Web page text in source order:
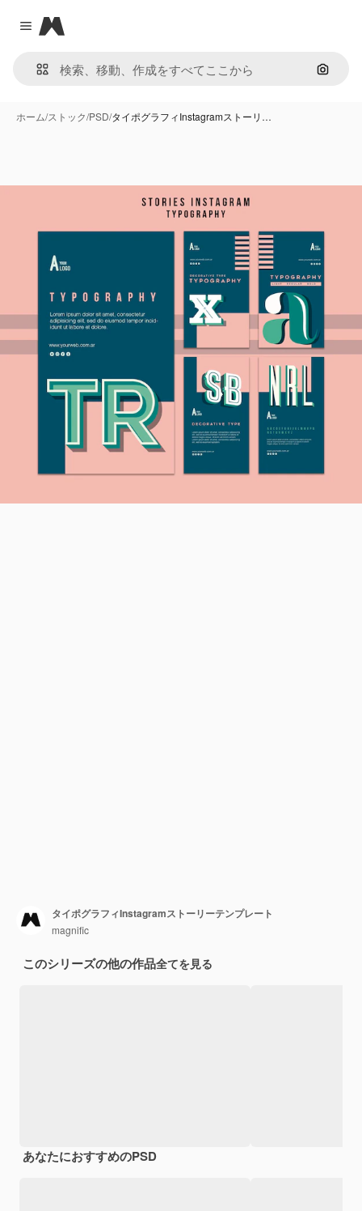
Close menu
Magnific
画像で
ホーム/ストック/PSD/タイポグラフィInstagramストーリ…
タイポグラフィInstagramストーリーテンプレート
magnific
このシリーズの他の作品全てを見る
あなたにおすすめのPSD